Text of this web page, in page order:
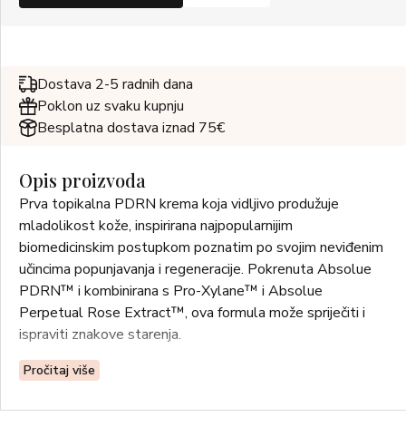
Dostava 2-5 radnih dana
Poklon uz svaku kupnju
Besplatna dostava iznad 75€
Opis proizvoda
Prva topikalna PDRN krema koja vidljivo produžuje
mladolikost kože, inspirirana najpopularnijim
biomedicinskim postupkom poznatim po svojim neviđenim
učincima popunjavanja i regeneracije. Pokrenuta Absolue
PDRN™ i kombinirana s Pro-Xylane™ i Absolue
Perpetual Rose Extract™, ova formula može spriječiti i
ispraviti znakove starenja.
Pročitaj više